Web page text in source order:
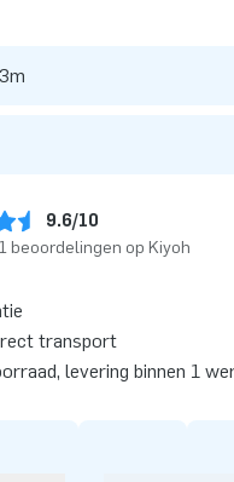
9.6/10
beoordelingen op Kiyoh
transport
levering binnen 1